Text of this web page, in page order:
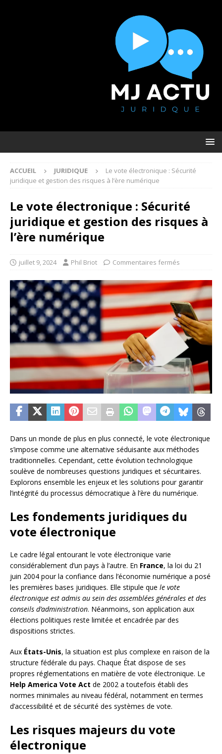
ACCUEIL JURIDIQUE
Le vote électronique : Sécurité
juridique et gestion des risques à l’ère numérique
Le vote électronique : Sécurité
juridique et gestion des risques à
l’ère numérique
juillet 9, 2024 Phil Briot Commentaires fermés
Dans un monde de plus en plus connecté, le vote électronique
s’impose comme une alternative séduisante aux méthodes
traditionnelles. Cependant, cette évolution technologique
soulève de nombreuses questions juridiques et sécuritaires.
Explorons ensemble les enjeux et les solutions pour garantir
l’intégrité du processus démocratique à l’ère du numérique.
Les fondements juridiques du
vote électronique
Le cadre légal entourant le vote électronique varie
considérablement d’un pays à l’autre. En France, la loi du 21
juin 2004 pour la confiance dans l’économie numérique a posé
les premières bases juridiques. Elle stipule que le vote
électronique est admis au sein des assemblées générales et des
conseils d’administration. Néanmoins, son application aux
élections politiques reste limitée et encadrée par des
dispositions strictes.
Aux États-Unis, la situation est plus complexe en raison de la
structure fédérale du pays. Chaque État dispose de ses
propres réglementations en matière de vote électronique. Le
Help America Vote Act de 2002 a toutefois établi des
normes minimales au niveau fédéral, notamment en termes
d’accessibilité et de sécurité des systèmes de vote.
Les risques majeurs du vote
électronique